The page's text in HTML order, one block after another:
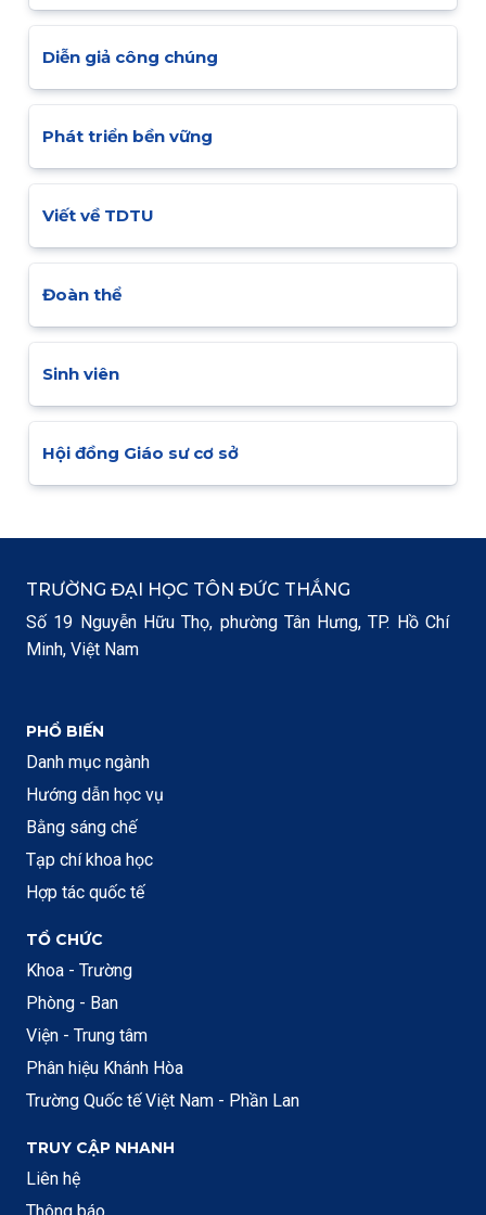
Diễn giả công chúng
Phát triển bền vững
Viết về TDTU
Đoàn thể
Sinh viên
Hội đồng Giáo sư cơ sở
TRƯỜNG ĐẠI HỌC TÔN ĐỨC THẮNG
Số 19 Nguyễn Hữu Thọ, phường Tân Hưng, TP. Hồ Chí
Minh, Việt Nam
PHỔ BIẾN
Danh mục ngành
Hướng dẫn học vụ
Bằng sáng chế
Tạp chí khoa học
Hợp tác quốc tế
TỔ CHỨC
Khoa - Trường
Phòng - Ban
Viện - Trung tâm
Phân hiệu Khánh Hòa
Trường Quốc tế Việt Nam - Phần Lan
TRUY CẬP NHANH
Liên hệ